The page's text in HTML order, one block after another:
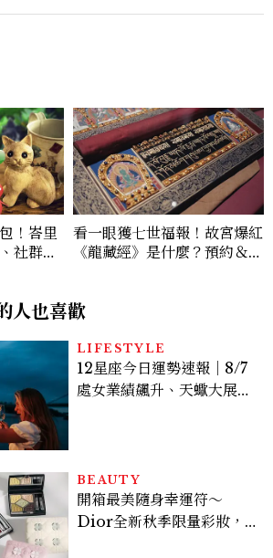
！峇里
社群
看一眼獲七世福報！故宮爆紅
《龍藏經》是什麼？預約＆參
人也喜歡
LIFESTYLE
12星座今日運勢速報｜8/7
處女業績飆升、天蠍大展宏
BEAUTY
開箱最美隨身幸運符～
Dior全新秋季限量彩妝，